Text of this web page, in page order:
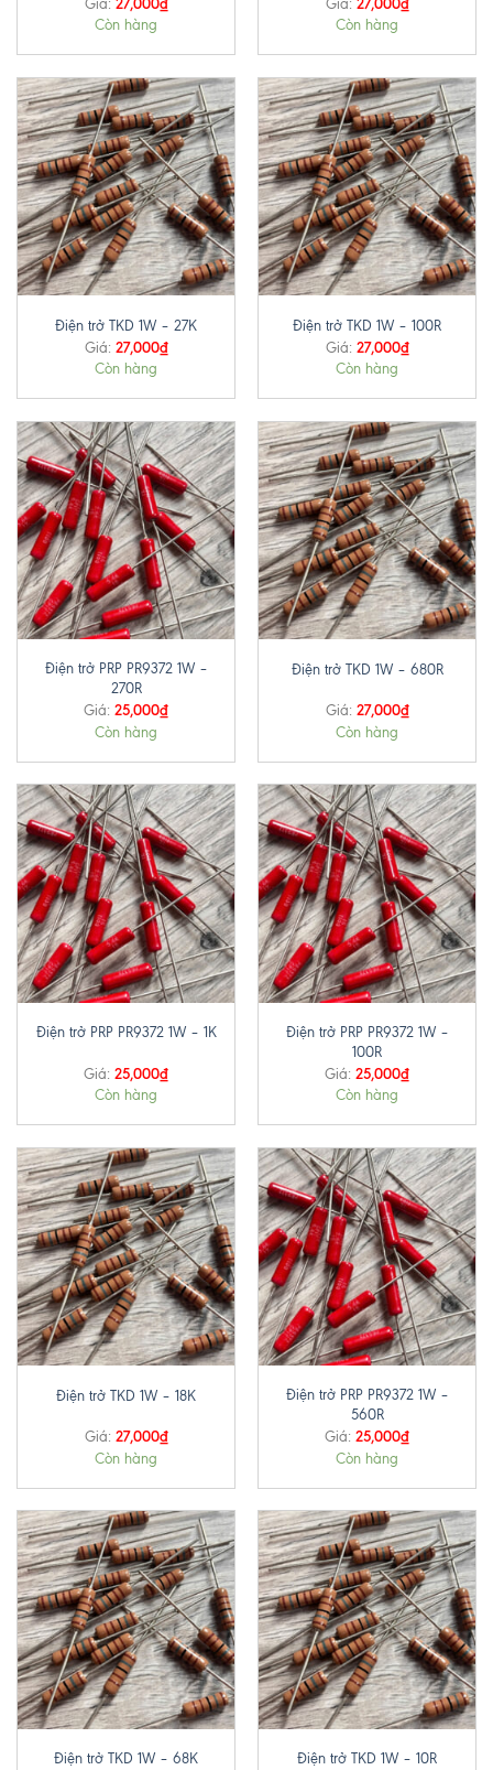
Giá:
Còn hàng
Giá:
Còn hàng
Điện trở TKD 1W – 27K
Giá: 27,000₫
Còn hàng
Điện trở TKD 1W – 100R
Giá: 27,000₫
Còn hàng
Điện trở PRP PR9372 1W –
270R
Giá: 25,000₫
Còn hàng
Điện trở TKD 1W – 680R
Giá: 27,000₫
Còn hàng
Điện trở PRP PR9372 1W – 1K
Giá: 25,000₫
Còn hàng
Điện trở PRP PR9372 1W –
100R
Giá: 25,000₫
Còn hàng
Điện trở TKD 1W – 18K
Giá: 27,000₫
Còn hàng
Điện trở PRP PR9372 1W –
560R
Giá: 25,000₫
Còn hàng
Điện trở TKD 1W – 68K
Điện trở TKD 1W – 10R